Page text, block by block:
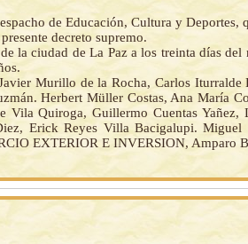
de Educación, Cultura y Deportes,
decreto supremo.
la ciudad de La Paz a los treinta días del
Murillo de la Rocha, Carlos Iturralde
Herbert Müller Costas, Ana María
Vila Quiroga, Guillermo Cuentas Yañez,
Erick Reyes Villa Bacigalupi. Miguel
EXTERIOR E INVERSION, Amparo